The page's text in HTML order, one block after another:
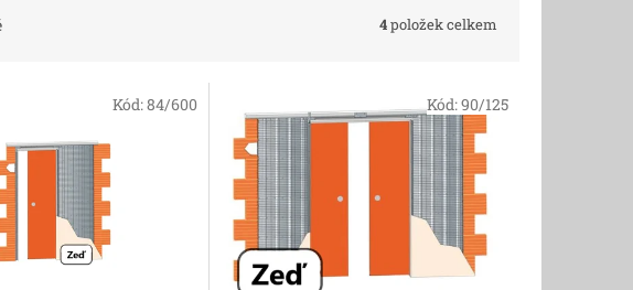
4položek celkem
Kód:84/600 Kód:90/125